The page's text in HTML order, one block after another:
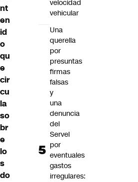
nt
en
id
o
qu
e
cir
cu
la
so
br
e
lo
s
do
velocidad
vehicular
Una
querella
por
presuntas
firmas
falsas
y
una
denuncia
del
Servel
por
eventuales
gastos
irregulares: